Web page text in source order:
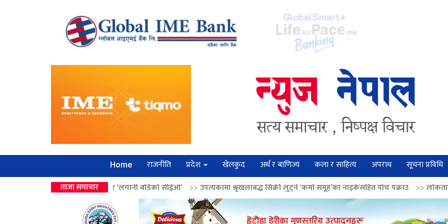
Home राजनीति प्रदेश खेलकुद अर्थ र बाणिज्य कला र साहित्य अपराध सूचना प्रविधि
ताजा समाचार
उपहार ‘लगानी बोर्डको सीईओ’ >> उपत्यकामा श्रृंखलाबद्ध सिक्री लुट्ने ‘कर्मा समूह’का नाइकेसहित पाँच पक्राउ >>लोकतान्त्रिक मूल्य सुदृढ